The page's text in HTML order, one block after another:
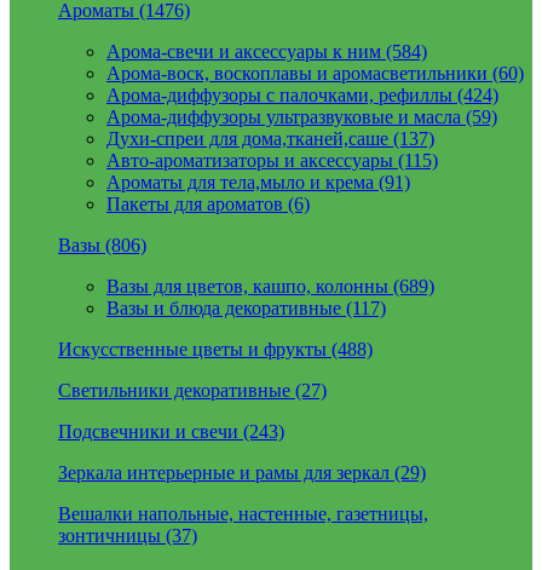
Ароматы (1476)
Арома-свечи и аксессуары к ним (584)
Арома-воск, воскоплавы и аромасветильники (60)
Арома-диффузоры с палочками, рефиллы (424)
Арома-диффузоры ультразвуковые и масла (59)
Духи-спреи для дома,тканей,саше (137)
Авто-ароматизаторы и аксессуары (115)
Ароматы для тела,мыло и крема (91)
Пакеты для ароматов (6)
Вазы (806)
Вазы для цветов, кашпо, колонны (689)
Вазы и блюда декоративные (117)
Искусственные цветы и фрукты (488)
Светильники декоративные (27)
Подсвечники и свечи (243)
Зеркала интерьерные и рамы для зеркал (29)
Вешалки напольные, настенные, газетницы,
зонтичницы (37)